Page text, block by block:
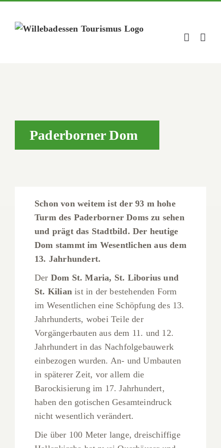
Inhalt
springen
Paderborner Dom
Schon von weitem ist der 93 m hohe
Turm des Paderborner Doms zu sehen
und prägt das Stadtbild. Der heutige
Dom stammt im Wesentlichen aus dem
13. Jahrhundert.
Der Dom St. Maria, St. Liborius und
St. Kilian ist in der bestehenden Form
im Wesentlichen eine Schöpfung des 13.
Jahrhunderts, wobei Teile der
Vorgängerbauten aus dem 11. und 12.
Jahrhundert in das Nachfolgebauwerk
einbezogen wurden. An- und Umbauten
in späterer Zeit, vor allem die
Barockisierung im 17. Jahrhundert,
haben den gotischen Gesamteindruck
nicht wesentlich verändert.
Die über 100 Meter lange, dreischiffige